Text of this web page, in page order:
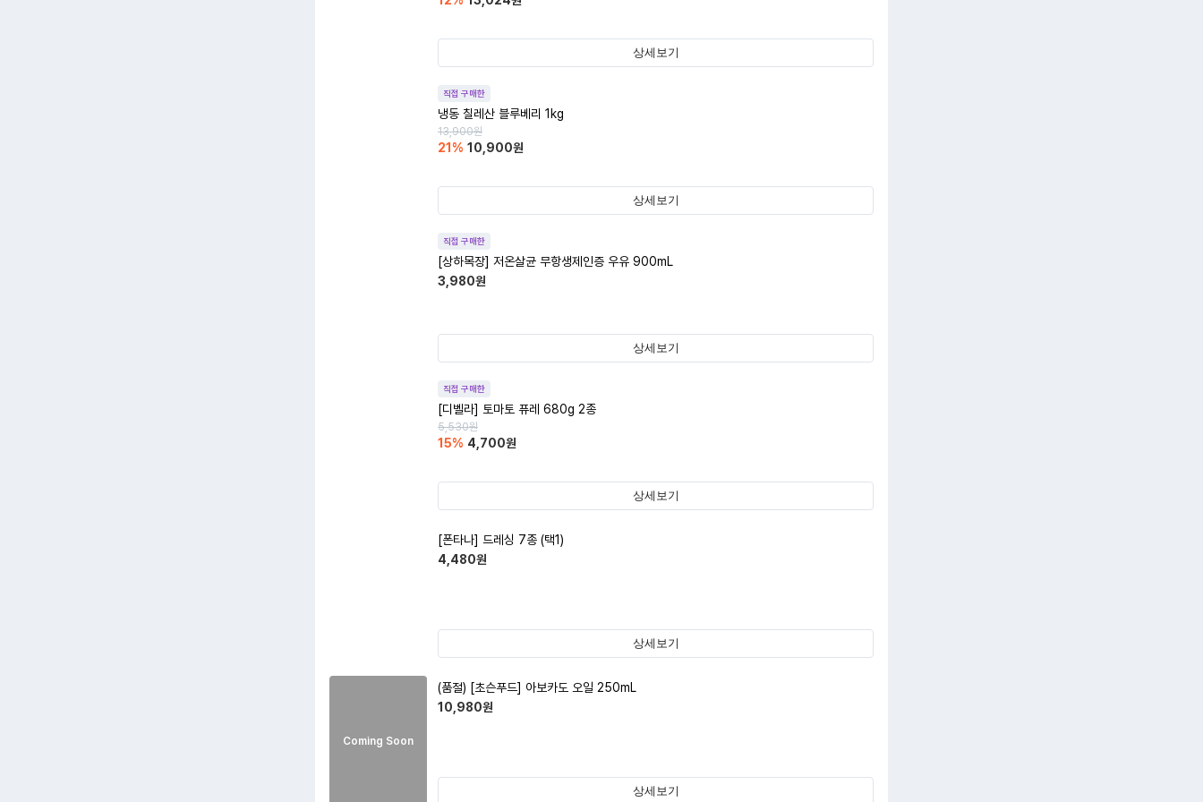
상세보기
직접 구매한
냉동 칠레산 블루베리 1kg
13,900원
21 % 10,900원
상세보기
직접 구매한
[상하목장] 저온살균 무항생제인증 우유 900mL
3,980원
상세보기
직접 구매한
[디벨라] 토마토 퓨레 680g 2종
5,530원
15% 4,700원
상세보기
[폰타나] 드레싱 7종 (택1)
4,480원
상세보기
Coming Soon
(품절) [초슨푸드] 아보카도 오일 250mL
10,980원
상세보기